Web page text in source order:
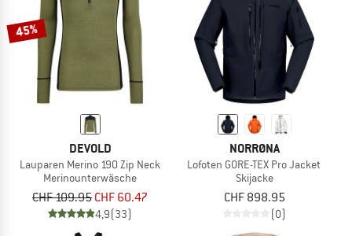
45%
DEVOLD
Lauparen Merino 190 Zip Neck
Merinounterwäsche
CHF 109.95 CHF 60.47
4,9(33)
NORRØNA
Lofoten GORE-TEX Pro Jacket
Skijacke
CHF 898.95
(0)